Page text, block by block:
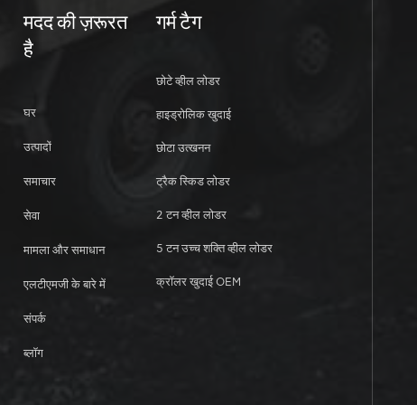
मदद की ज़रूरत
है
घर
उत्पादों
समाचार
सेवा
मामला और समाधान
एलटीएमजी के बारे में
संपर्क
ब्लॉग
गर्म टैग
छोटे व्हील लोडर
हाइड्रोलिक खुदाई
छोटा उत्खनन
ट्रैक स्किड लोडर
2 टन व्हील लोडर
5 टन उच्च शक्ति व्हील लोडर
क्रॉलर खुदाई OEM